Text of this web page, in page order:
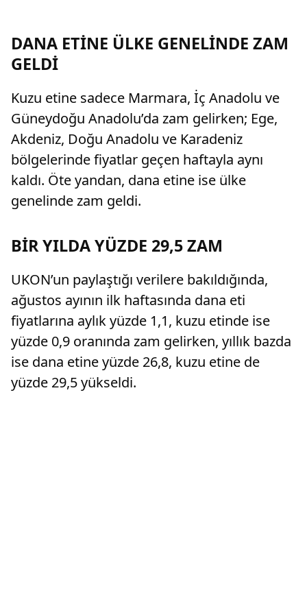
DANA ETİNE ÜLKE GENELİNDE ZAM
GELDİ
Kuzu etine sadece Marmara, İç Anadolu ve
Güneydoğu Anadolu’da zam gelirken; Ege,
Akdeniz, Doğu Anadolu ve Karadeniz
bölgelerinde fiyatlar geçen haftayla aynı
kaldı. Öte yandan, dana etine ise ülke
genelinde zam geldi.
BİR YILDA YÜZDE 29,5 ZAM
UKON’un paylaştığı verilere bakıldığında,
ağustos ayının ilk haftasında dana eti
fiyatlarına aylık yüzde 1,1, kuzu etinde ise
yüzde 0,9 oranında zam gelirken, yıllık bazda
ise dana etine yüzde 26,8, kuzu etine de
yüzde 29,5 yükseldi.